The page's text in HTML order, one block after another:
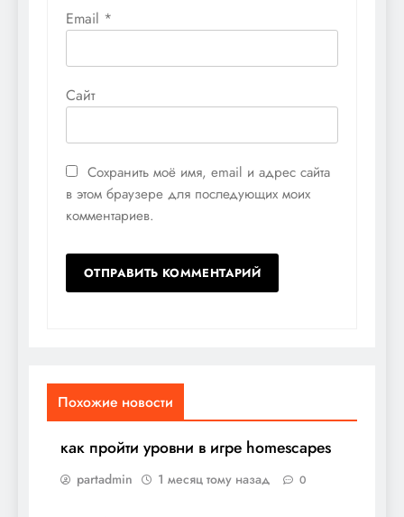
Email *
Сайт
Сохранить моё имя, email и адрес сайта
в этом браузере для последующих моих
комментариев.
Похожие новости
как пройти уровни в игре homescapes
partadmin 1 месяц тому назад 0